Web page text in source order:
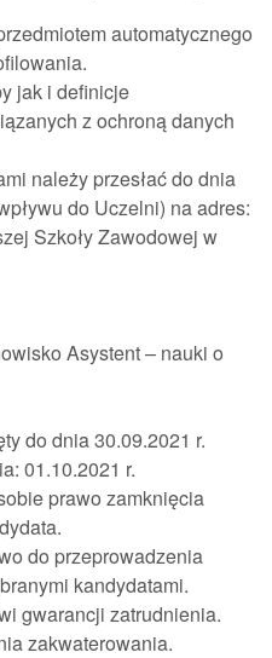
automatycznego
jak i definicje
z ochroną danych
należy przesłać do dnia
do Uczelni) na adres:
Szkoły Zawodowej w
Asystent – nauki o
do dnia 30.09.2021 r.
01.10.2021 r.
prawo zamknięcia
do przeprowadzenia
kandydatami.
gwarancji zatrudnienia.
zakwaterowania.